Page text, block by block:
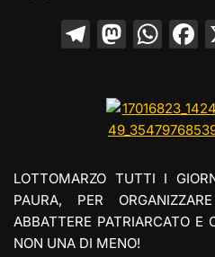
T
e
gr
a
m
M
o
d
o
n
W
s
A
p
p o
LOTTOMARZO TUTTI I
PAURA, PER
ABBATTERE PATRIARCATO
NON UNA DI MENO!